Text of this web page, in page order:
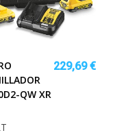
QW XR
229,69 €